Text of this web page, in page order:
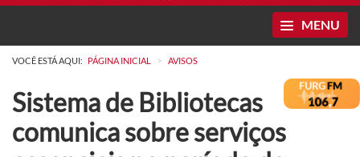
MENU
VOCÊ ESTÁ AQUI: PÁGINA INICIAL > AVISOS
Sistema de Bibliotecas
comunica sobre serviços